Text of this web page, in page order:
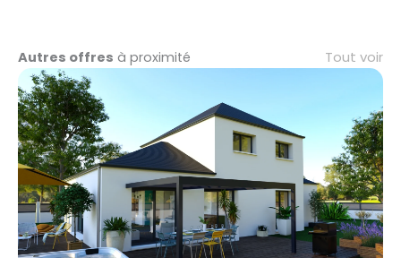
Autres offres à proximité Tout voir